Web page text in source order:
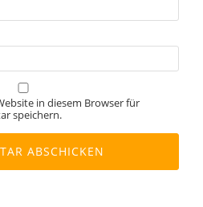
in diesem Browser für
speichern.